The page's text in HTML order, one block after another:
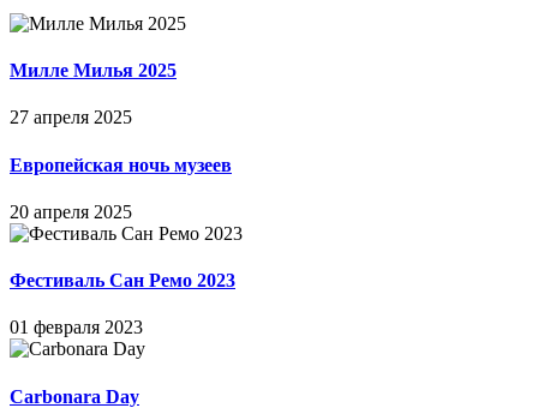
Милле Милья 2025
27 апреля 2025
Европейская ночь музеев
20 апреля 2025
Фестиваль Сан Ремо 2023
01 февраля 2023
Carbonara Day